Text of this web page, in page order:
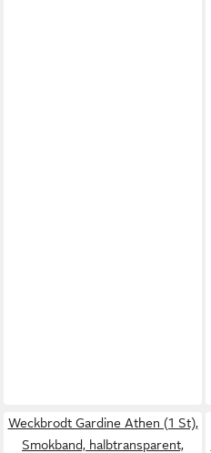
Weckbrodt Gardine Athen (1 St),
Smokband, halbtransparent,